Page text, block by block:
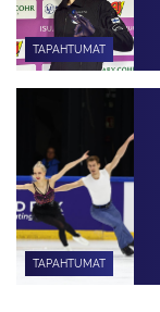
TAPAHTUMAT
TAPAHTUMAT